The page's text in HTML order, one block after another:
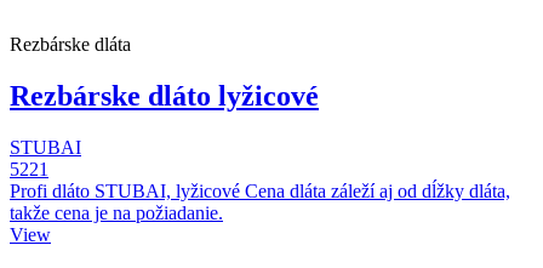
Rezbárske dláta
Rezbárske dláto lyžicové
STUBAI
5221
Profi dláto STUBAI, lyžicové Cena dláta záleží aj od dĺžky dláta,
takže cena je na požiadanie.
View